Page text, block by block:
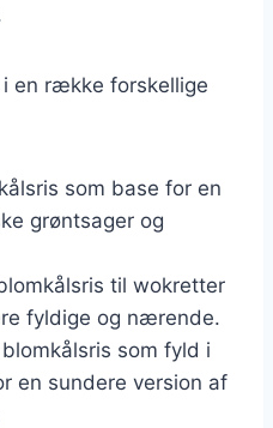
en række forskellige
som base for en
grøntsager og
til wokretter
fyldige og nærende.
som fyld i
en sundere version af